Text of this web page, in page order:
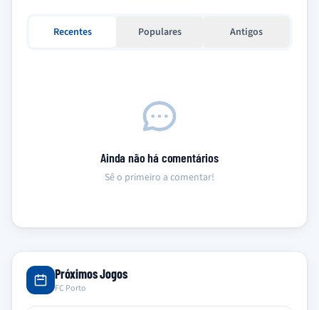
Recentes Populares Antigos
Ainda não há comentários
Sê o primeiro a comentar!
Próximos Jogos
FC Porto